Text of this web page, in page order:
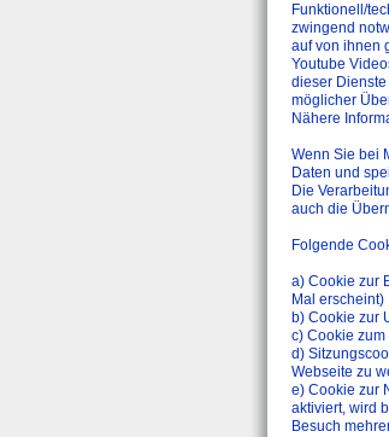
Funktionell/
zwingend
auf von ihnen
Youtube
dieser
möglicher
Nähere
Wenn Sie bei
Daten und
Die
auch die
Folgende
a) Cookie zur
Mal erscheint)
b) Cookie zur
c) Cookie
d)
Webseite zu
e) Cookie zur
aktiviert, wird
Besuch